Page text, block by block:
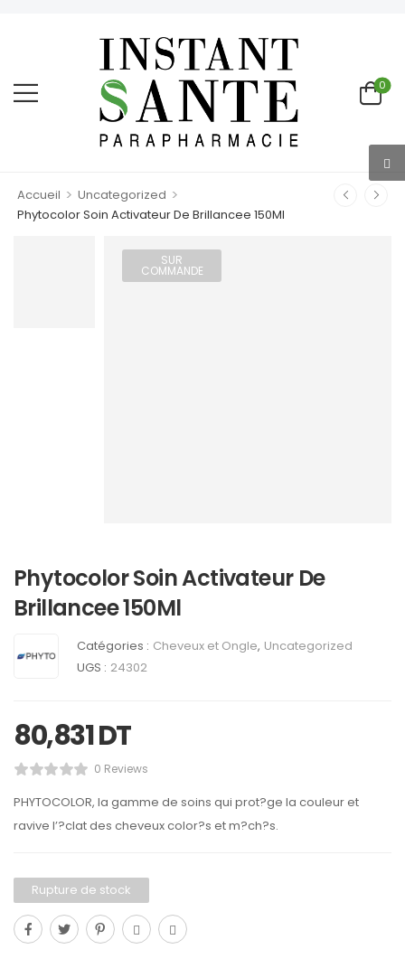
0
Accueil > Uncategorized >
Phytocolor Soin Activateur De Brillancee 150Ml
SUR
COMMANDE
Phytocolor Soin Activateur De
Brillancee 150Ml
Catégories : Cheveux et Ongle, Uncategorized
UGS : 24302
80,831DT
0 Reviews
PHYTOCOLOR, la gamme de soins qui prot?ge la couleur et
ravive l’?clat des cheveux color?s et m?ch?s.
Rupture de stock